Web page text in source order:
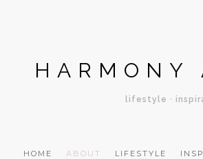
HARMONY
lifestyle ·
HOME ABOUT LIFESTYLE